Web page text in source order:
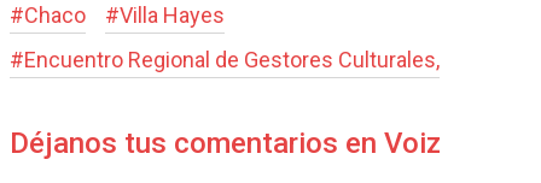
#Chaco #Villa Hayes
#Encuentro Regional de Gestores Culturales,
Déjanos tus comentarios en Voiz